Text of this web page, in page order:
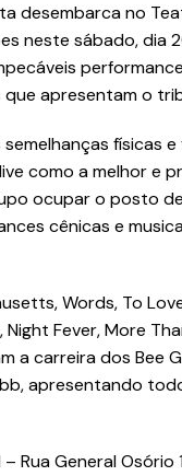
desembarca no
neste sábado, dia
apresentam o
físicas
como a melhor e
ocupar o posto
cênicas e
Words, To
Fever, More
a carreira dos Bee
apresentando
Rua General